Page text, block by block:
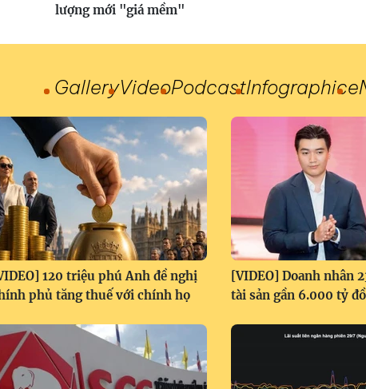
lượng mới "giá mềm"
GalleryVideoPodcastInfographic
120 triệu phú Anh đề nghị
phủ tăng thuế với chính họ
[VIDEO] Doanh nhân
tài sản gần 6.000 tỷ